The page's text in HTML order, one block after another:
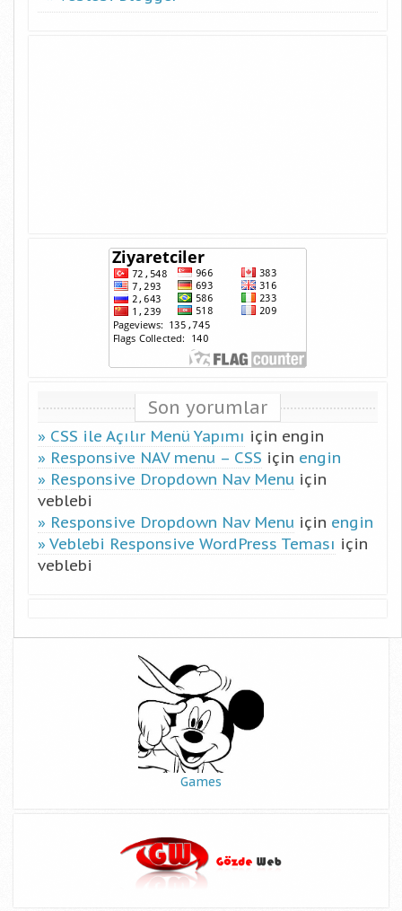
Son yorumlar
CSS ile Açılır Menü Yapımı için engin
Responsive NAV menu – CSS için engin
Responsive Dropdown Nav Menu için
veblebi
Responsive Dropdown Nav Menu için engin
Veblebi Responsive WordPress Teması için
veblebi
Games